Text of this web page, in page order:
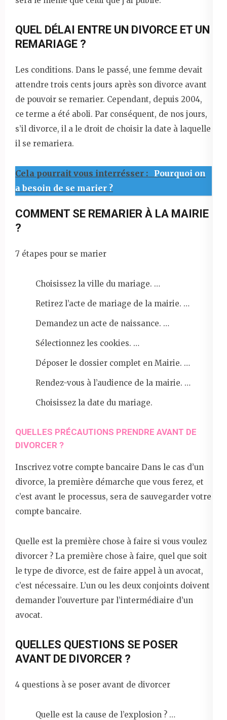
QUEL DÉLAI ENTRE UN DIVORCE ET UN
REMARIAGE ?
Les conditions. Dans le passé, une femme devait
attendre trois cents jours après son divorce avant
de pouvoir se remarier. Cependant, depuis 2004,
ce terme a été aboli. Par conséquent, de nos jours,
s’il divorce, il a le droit de choisir la date à laquelle
il se remariera.
Cela pourrait vous interrésser :
Pourquoi on
a besoin de se marier ?
COMMENT SE REMARIER À LA MAIRIE
?
7 étapes pour se marier
Choisissez la ville du mariage. …
Retirez l’acte de mariage de la mairie. …
Demandez un acte de naissance. …
Sélectionnez les cookies. …
Déposer le dossier complet en Mairie. …
Rendez-vous à l’audience de la mairie. …
Choisissez la date du mariage.
QUELLES PRÉCAUTIONS PRENDRE AVANT DE
DIVORCER ?
Inscrivez votre compte bancaire Dans le cas d’un
divorce, la première démarche que vous ferez, et
c’est avant le processus, sera de sauvegarder votre
compte bancaire.
Quelle est la première chose à faire si vous voulez
divorcer ? La première chose à faire, quel que soit
le type de divorce, est de faire appel à un avocat,
c’est nécessaire. L’un ou les deux conjoints doivent
demander l’ouverture par l’intermédiaire d’un
avocat.
QUELLES QUESTIONS SE POSER
AVANT DE DIVORCER ?
4 questions à se poser avant de divorcer
Quelle est la cause de l’explosion ? …